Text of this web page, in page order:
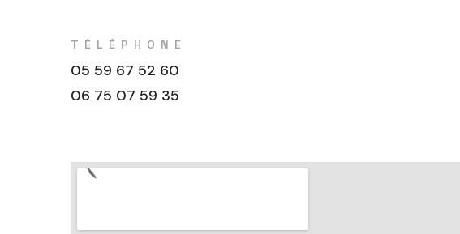
TÉLÉPHONE
05 59 67 52 60
06 75 07 59 35